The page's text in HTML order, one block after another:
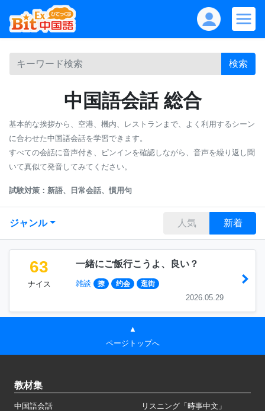
検索
中国語会話 総合
基本的な挨拶から、空港、機内、レストランまで、よく利用するシーン
に合わせた中国語会話を学習できます。
すべての会話に音声付き、ピンインを確認しながら、音声を繰り返し聞
いて真似て発音してみてください。
試験対策：新語、日常会話、慣用句
ジャンル 人気 新着
63
ナイス
一緒にご飯行こうよ、良い？
雑談 撩 约会 逛街
2026.05.29
▲
ページトップへ
教材集
中国語会話
リスニング「時事中文」